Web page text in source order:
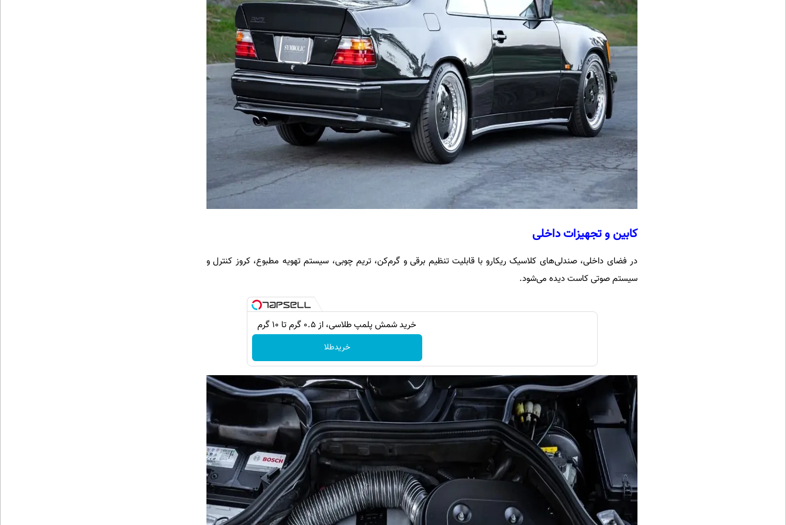
کابین و تجهیزات داخلی
در فضای داخلی، صندلی‌های کلاسیک ریکارو با قابلیت تنظیم برقی و گرم‌کن، تریم چوبی، سیستم تهویه مطبوع، کروز کنترل و
سیستم صوتی کاست دیده می‌شود.
خرید شمش پلمپ طلاسی، از ۰.۵ گرم تا ۱۰ گرم
خریدطلا